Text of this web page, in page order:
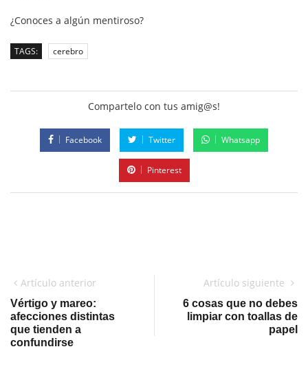
¿Conoces a algún mentiroso?
TAGS: cerebro
Compartelo con tus amig@s!
Facebook Twitter Whatsapp
Pinterest
Artículo anterior
Vértigo y mareo:
afecciones distintas
que tienden a
confundirse
Artículo siguiente
6 cosas que no debes
limpiar con toallas de
papel